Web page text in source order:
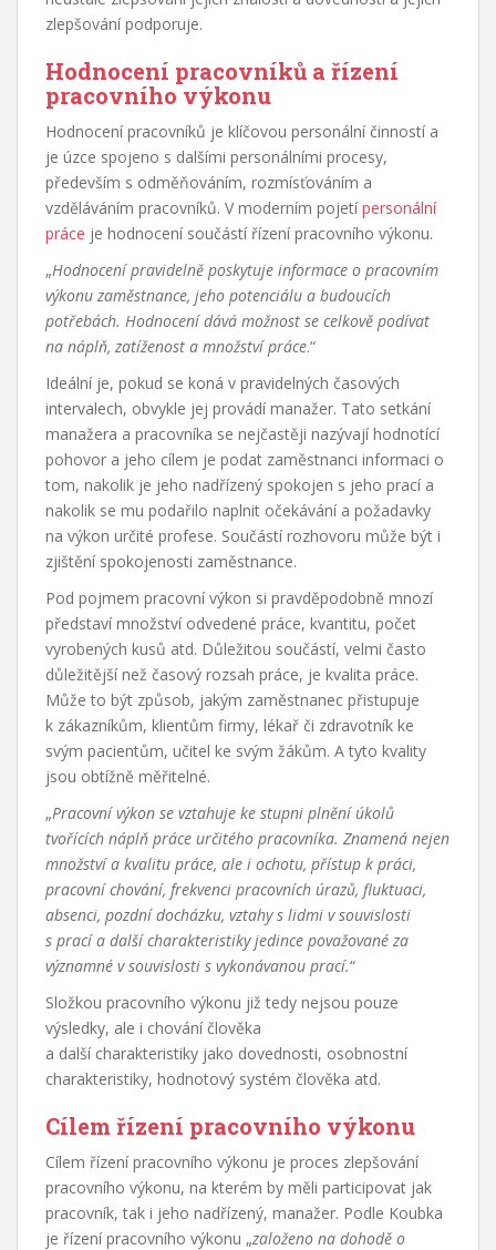
zlepšování podporuje.
Hodnocení pracovníků a řízení
pracovního výkonu
Hodnocení pracovníků je klíčovou personální činností a
je úzce spojeno s dalšími personálními procesy,
především s odměňováním, rozmísťováním a
vzděláváním pracovníků. V moderním pojetí personální
práce je hodnocení součástí řízení pracovního výkonu.
„Hodnocení pravidelně poskytuje informace o pracovním
výkonu zaměstnance, jeho potenciálu a budoucích
potřebách. Hodnocení dává možnost se celkově podívat
na náplň, zatíženost a množství práce.“
Ideální je, pokud se koná v pravidelných časových
intervalech, obvykle jej provádí manažer. Tato setkání
manažera a pracovníka se nejčastěji nazývají hodnotící
pohovor a jeho cílem je podat zaměstnanci informaci o
tom, nakolik je jeho nadřízený spokojen s jeho prací a
nakolik se mu podařilo naplnit očekávání a požadavky
na výkon určité profese. Součástí rozhovoru může být i
zjištění spokojenosti zaměstnance.
Pod pojmem pracovní výkon si pravděpodobně mnozí
představí množství odvedené práce, kvantitu, počet
vyrobených kusů atd. Důležitou součástí, velmi často
důležitější než časový rozsah práce, je kvalita práce.
Může to být způsob, jakým zaměstnanec přistupuje
k zákazníkům, klientům firmy, lékař či zdravotník ke
svým pacientům, učitel ke svým žákům. A tyto kvality
jsou obtížně měřitelné.
„Pracovní výkon se vztahuje ke stupni plnění úkolů
tvořících náplň práce určitého pracovníka. Znamená nejen
množství a kvalitu práce, ale i ochotu, přístup k práci,
pracovní chování, frekvenci pracovních úrazů, fluktuaci,
absenci, pozdní docházku, vztahy s lidmi v souvislosti
s prací a další charakteristiky jedince považované za
významné v souvislosti s vykonávanou prací.“
Složkou pracovního výkonu již tedy nejsou pouze
výsledky, ale i chování člověka
a další charakteristiky jako dovednosti, osobnostní
charakteristiky, hodnotový systém člověka atd.
Cílem řízení pracovního výkonu
Cílem řízení pracovního výkonu je proces zlepšování
pracovního výkonu, na kterém by měli participovat jak
pracovník, tak i jeho nadřízený, manažer. Podle Koubka
je řízení pracovního výkonu „založeno na dohodě o